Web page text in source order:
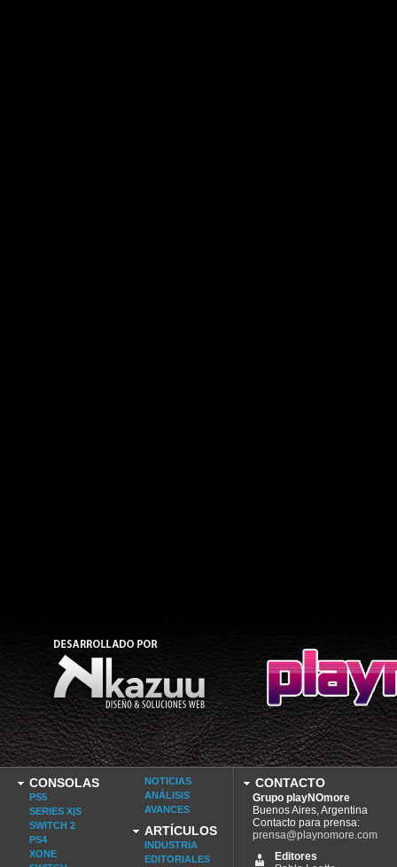
CONSOLAS
PS5
SERIES X|S
SWITCH 2
PS4
XONE
NOTICIAS
ANÁLISIS
AVANCES
ARTÍCULOS
INDUSTRIA
EDITORIALES
CONTACTO
Grupo playNOmore
Buenos Aires, Argentina
Contacto para prensa:
prensa@playnomore.com
Editores